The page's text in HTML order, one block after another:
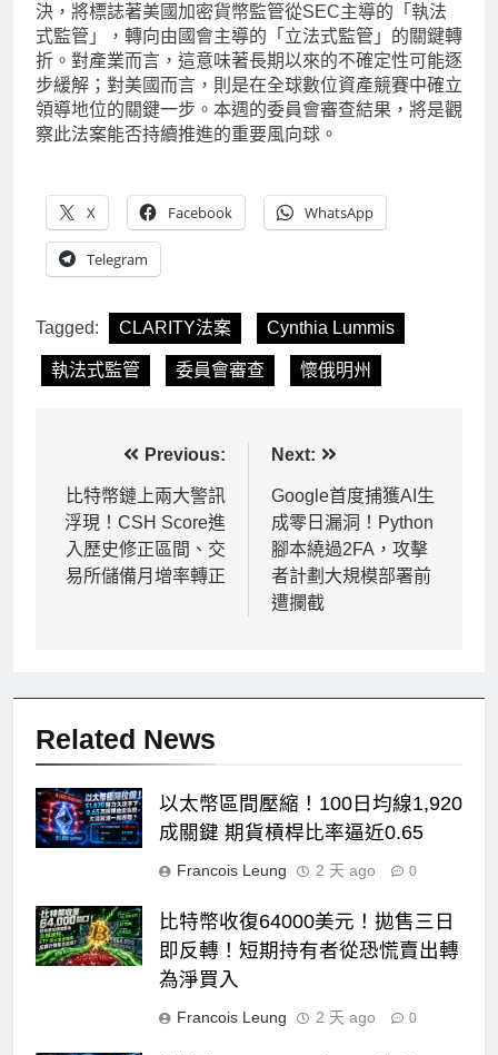
決，將標誌著美國加密貨幣監管從SEC主導的「執法
式監管」，轉向由國會主導的「立法式監管」的關鍵轉
折。對產業而言，這意味著長期以來的不確定性可能逐
步緩解；對美國而言，則是在全球數位資產競賽中確立
領導地位的關鍵一步。本週的委員會審查結果，將是觀
察此法案能否持續推進的重要風向球。
X Facebook WhatsApp
Telegram
Tagged: CLARITY法案 Cynthia Lummis
執法式監管 委員會審查 懷俄明州
章
導
覽
Previous:
比特幣鏈上兩大警訊
浮現！CSH Score進
入歷史修正區間、交
易所儲備月增率轉正
Next:
Google首度捕獲AI生
成零日漏洞！Python
腳本繞過2FA，攻擊
者計劃大規模部署前
遭攔截
Related News
以太幣區間壓縮！100日均線1,920
成關鍵 期貨槓桿比率逼近0.65
Francois Leung 2 天 ago 0
比特幣收復64000美元！拋售三日
即反轉！短期持有者從恐慌賣出轉
為淨買入
Francois Leung 2 天 ago 0